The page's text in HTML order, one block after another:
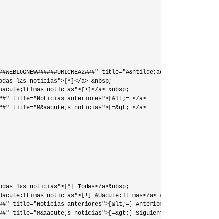
title="A&ntilde;adir una
las noticias">[*]</a> &nbsp;
noticias">[!]</a> &nbsp;
title="Noticias anteriores">[&lt;=]</a>
title="M&aacute;s noticias">[=&gt;]</a>
las noticias">[*] Todas</a>&nbsp;
noticias">[!] &Uacute;ltimas</a> &nbsp;
title="Noticias anteriores">[&lt;=] Anterior</a> &nbsp;
title="M&aacute;s noticias">[=&gt;] Siguiente</a>